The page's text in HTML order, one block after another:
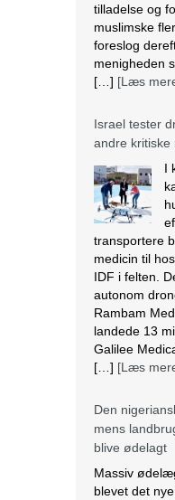
tilladelse og
muslimske
foreslog
menigheden
[…] [Læs
Israel tester
andre kritiske
I
transportere
medicin til
IDF i felten.
autonom
Rambam
landede 13
Galilee
[…] [Læs
Den
mens
blive ødelagt
Massiv
blevet det